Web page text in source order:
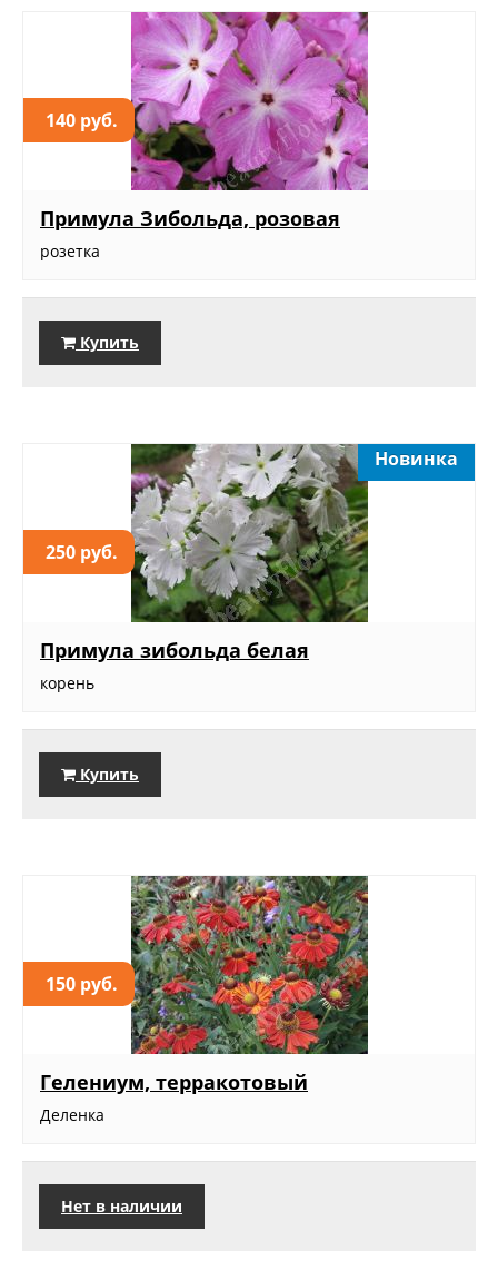
140 руб.
Примула Зибольда, розовая
розетка
Купить
250 руб.
Новинка
Примула зибольда белая
корень
Купить
150 руб.
Гелениум, терракотовый
Деленка
Нет в наличии